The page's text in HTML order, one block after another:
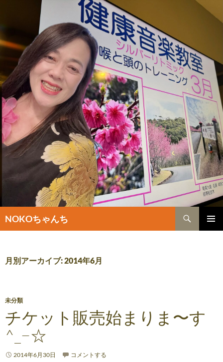
NOKOちゃんち
索
ニ
ン
キ
プ
月別アーカイブ: 2014年6月
未分類
チケット販売始まりま〜す
^_−☆
2014年6月30日 コメントする